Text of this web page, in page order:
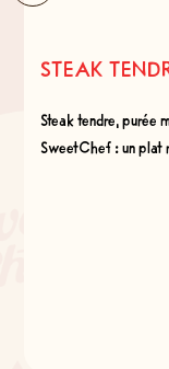
STEAK
Steak tendre, purée
SweetChef : un plat